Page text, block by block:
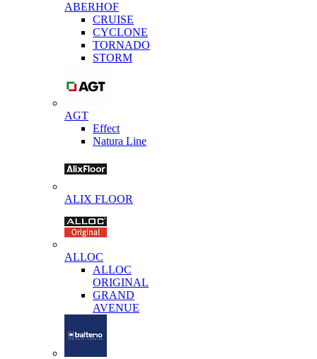
ABERHOF
CRUISE
CYCLONE
TORNADO
STORM
AGT
Effect
Natura Line
ALIX FLOOR
ALLOC
ALLOC
ORIGINAL
GRAND
AVENUE